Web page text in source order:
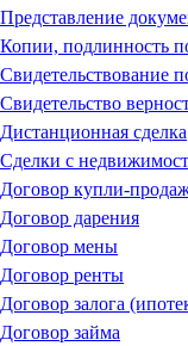
Представление
Копии, подлинность
Свидетельствование
Свидетельство
Дистанционная сделка
Сделки с
Договор купли-
Договор дарения
Договор мены
Договор ренты
Договор залога
Договор займа